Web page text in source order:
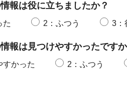
報は役に立ちましたか？
た 2：ふつう 3：
報は見つけやすかったですか
すかった 2：ふつう